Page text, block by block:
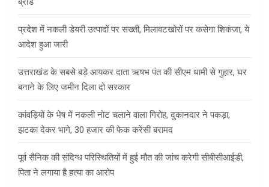
प्रदेश में नकली डेयरी उत्पादों पर सख्ती, मिलावटखोरों पर कसेगा शिकंजा, ये
आदेश हुआ जारी
उत्तराखंड के सबसे बड़े आयकर दाता ऋषभ पंत की सीएम धामी से गुहार, घर
बनाने के लिए जमीन दिला दो सरकार
कांवड़ियों के भेष में नकली नोट चलाने वाला गिरोह, दुकानदार ने पकड़ा,
झटका देकर भागे, 30 हजार की फेक करेंसी बरामद
पूर्व सैनिक की संदिग्ध परिस्थितियों में हुई मौत की जांच करेगी सीबीसीआईडी,
पिता ने लगाया है हत्या का आरोप